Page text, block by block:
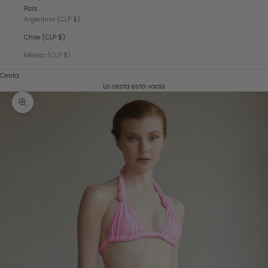
País
Argentina (CLP $)
Chile (CLP $)
México (CLP $)
Cesta
La cesta está vacía
Zoom